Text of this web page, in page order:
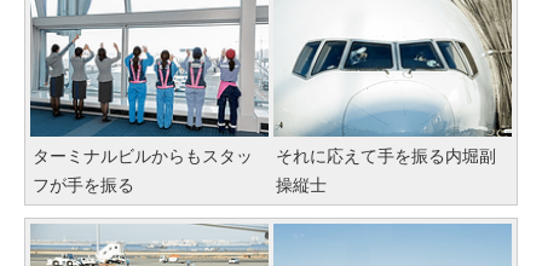
ターミナルビルからもスタッ
フが手を振る
それに応えて手を振る内堀副
操縦士